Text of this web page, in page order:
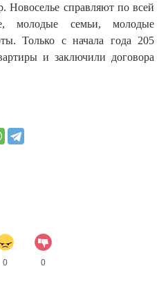
Новоселье справляют по всей
молодые семьи, молодые
Только с начала года 205
и заключили договора
0 0